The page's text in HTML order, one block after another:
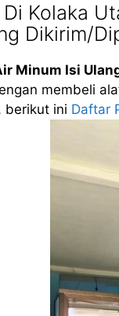
Kolaka
Dikirim/
Minum Isi
membeli
berikut ini Daftar